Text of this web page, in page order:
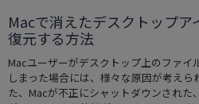
Macで消えたデスクトップア
復元する方法
Macユーザーがデスクトップ上のファイ
しまった場合には、様々な原因が考え
た、Macが不正にシャットダウンされた